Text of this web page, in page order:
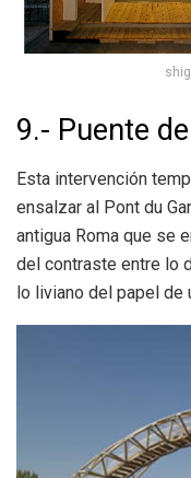
9.- Puente
Esta intervención
ensalzar al Pont du
antigua Roma que se
del contraste entre lo
lo liviano del papel de